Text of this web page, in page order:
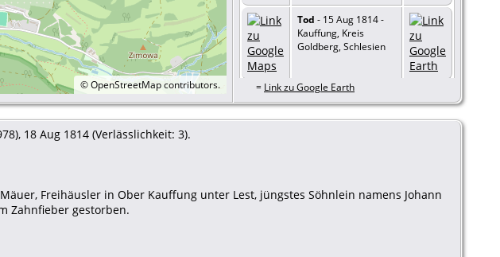
©OpenStreetMapcontributors.
Tod - 15 Aug 1814 -
Kauffung, Kreis
Goldberg, Schlesien
Beerdigung- 18 Aug
1814 - Kauffung, Kreis
Goldberg, Schlesien
= Link zu Google Earth
18 Aug 1814 (Verlässlichkeit: 3).
Freihäusler in Ober Kauffung unter Lest, jüngstes Söhnlein namens Johann
Zahnfieber gestorben.